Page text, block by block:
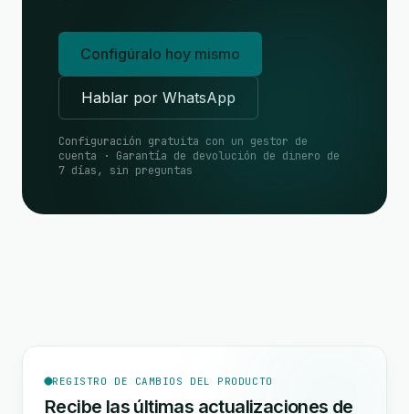
Configúralo hoy mismo
Hablar por WhatsApp
Configuración gratuita con un gestor de
cuenta · Garantía de devolución de dinero de
7 días, sin preguntas
REGISTRO DE CAMBIOS DEL PRODUCTO
Recibe las últimas actualizaciones de